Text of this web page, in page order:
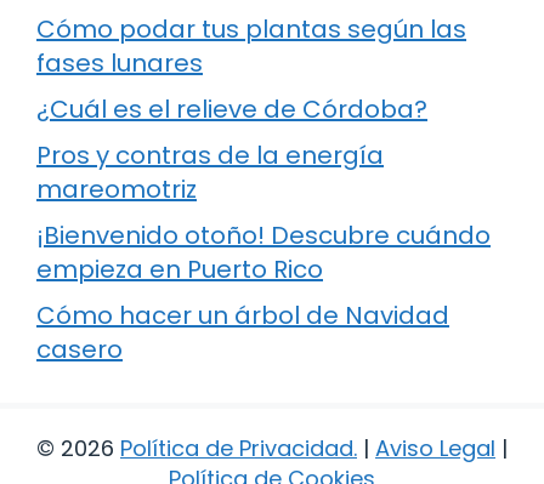
Cómo podar tus plantas según las
fases lunares
¿Cuál es el relieve de Córdoba?
Pros y contras de la energía
mareomotriz
¡Bienvenido otoño! Descubre cuándo
empieza en Puerto Rico
Cómo hacer un árbol de Navidad
casero
© 2026 Política de Privacidad. | Aviso Legal |